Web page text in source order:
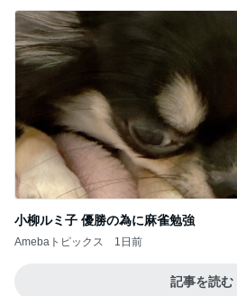
小柳ルミ子 優勝の為に麻雀勉強
Amebaトピックス 1日前
記事を読む